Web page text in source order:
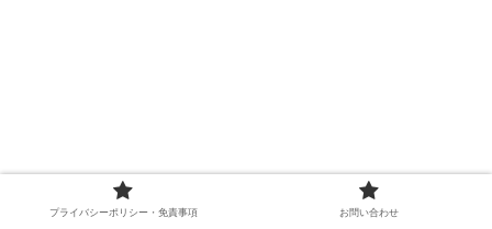
プライバシーポリシー・免責事項 お問い合わせ